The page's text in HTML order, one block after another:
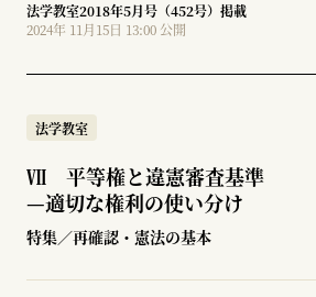
法学教室2018年5月号（452号）掲載
2024年 11月15日 13:00 公開
法学教室
Ⅶ 平等権と違憲審査基準
—適切な権利の使い分け
特集／再確認・憲法の基本